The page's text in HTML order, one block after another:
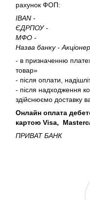
рахунок ФОП:
IBAN -
ЄДРПОУ -
МФО -
Назва банку -
- в призначенню
товар»
- після оплати,
- після надходження
здійснюємо доставку
Онлайн оплата
картою Visa,
ПРИВАТ БАНК